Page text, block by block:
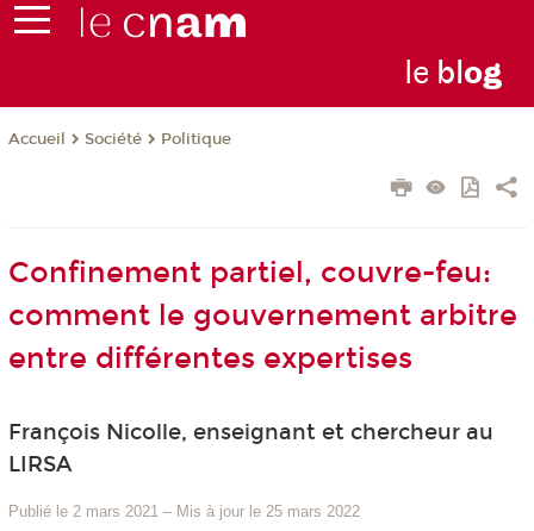
le blog
Accueil Société Politique
Confinement partiel, couvre-feu:
comment le gouvernement arbitre
entre différentes expertises
François Nicolle, enseignant et chercheur au
LIRSA
Publié le 2 mars 2021 – Mis à jour le 25 mars 2022